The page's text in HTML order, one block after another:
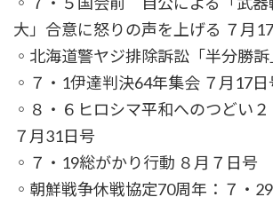
大」合意に怒りの声を上げる ７月
◦北海道警ヤジ排除訴訟「半分勝訴
◦７・1伊達判決64年集会 ７月17日
◦８・６ヒロシマ平和へのつどい
７月31日号
◦７・19総がかり行動 ８月７日号
◦朝鮮戦争休戦協定70周年：７・